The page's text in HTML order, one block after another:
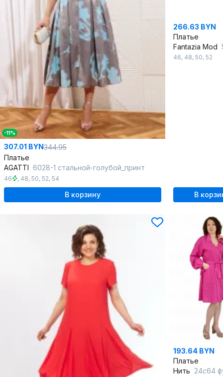
-11%
307.01 BYN344.95
Платье
AGATTI 6028-1 стальной-голубой_принт
46 , 48, 50, 52, 54
В корзину
266.63 BYN
Платье
Fantazia Mod
46, 48, 50, 52
В
193.64 BYN
Платье
Нить 24с64